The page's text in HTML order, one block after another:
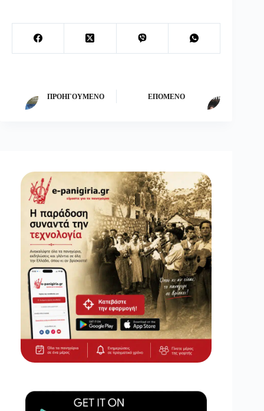
ΠΡΟΗΓΟΎΜΕΝΟ ΕΠΌΜΕΝΟ